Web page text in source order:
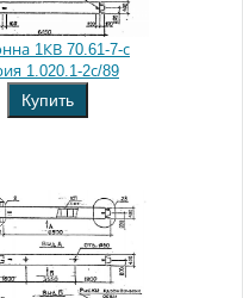
1КВ 70.61-7-с
1.020.1-2с/89
Купить